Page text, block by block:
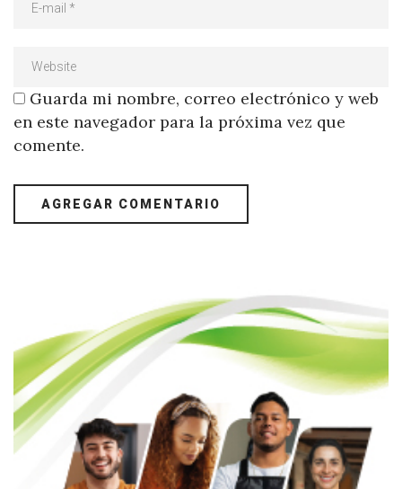
Guarda mi nombre, correo electrónico y web
en este navegador para la próxima vez que
comente.